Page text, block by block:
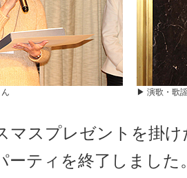
▶ 演歌・歌
マスプレゼントを掛
ーティを終了しました